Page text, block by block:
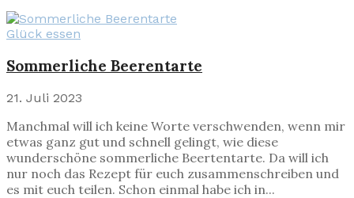
Glück essen
Sommerliche Beerentarte
21. Juli 2023
Manchmal will ich keine Worte verschwenden, wenn mir
etwas ganz gut und schnell gelingt, wie diese
wunderschöne sommerliche Beertentarte. Da will ich
nur noch das Rezept für euch zusammenschreiben und
es mit euch teilen. Schon einmal habe ich in...